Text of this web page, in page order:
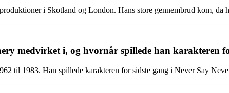
i Skotland og London. Hans store gennembrud kom,
medvirket i, og hvornår spillede han karakteren
til 1983. Han spillede karakteren for sidste gang i Never Say